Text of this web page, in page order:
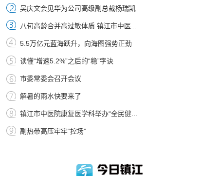
吴庆文会见华为公司高级副总裁杨瑞凯
八旬高龄合并高过敏体质 镇江市中医...
5.5万亿元蓝海跃升，向海图强势正劲
读懂“增速5.2%”之后的“稳”字诀
市委常委会召开会议
解暑的雨水快要来了
镇江市中医院康复医学科举办“全民健...
副热带高压牢牢“控场”